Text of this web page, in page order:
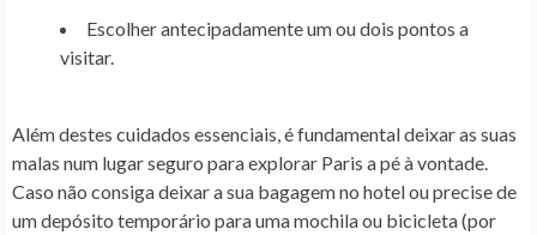
Escolher antecipadamente um ou dois pontos a
visitar.
Além destes cuidados essenciais, é fundamental deixar as suas
malas num lugar seguro para explorar Paris a pé à vontade.
Caso não consiga deixar a sua bagagem no hotel ou precise de
um depósito temporário para uma mochila ou bicicleta (por